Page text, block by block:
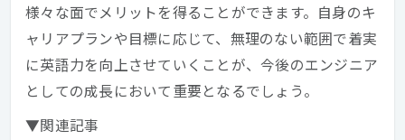
様々な面でメリットを得ることができます。自身のキ
ャリアプランや目標に応じて、無理のない範囲で着実
に英語力を向上させていくことが、今後のエンジニア
としての成長において重要となるでしょう。
▼関連記事